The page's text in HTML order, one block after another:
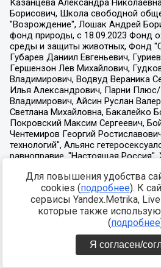
Для повышения удобства
cookies (подробнее). К
сервисы Yandex.Metrika,
которые также
(подробнее
Я согласен/